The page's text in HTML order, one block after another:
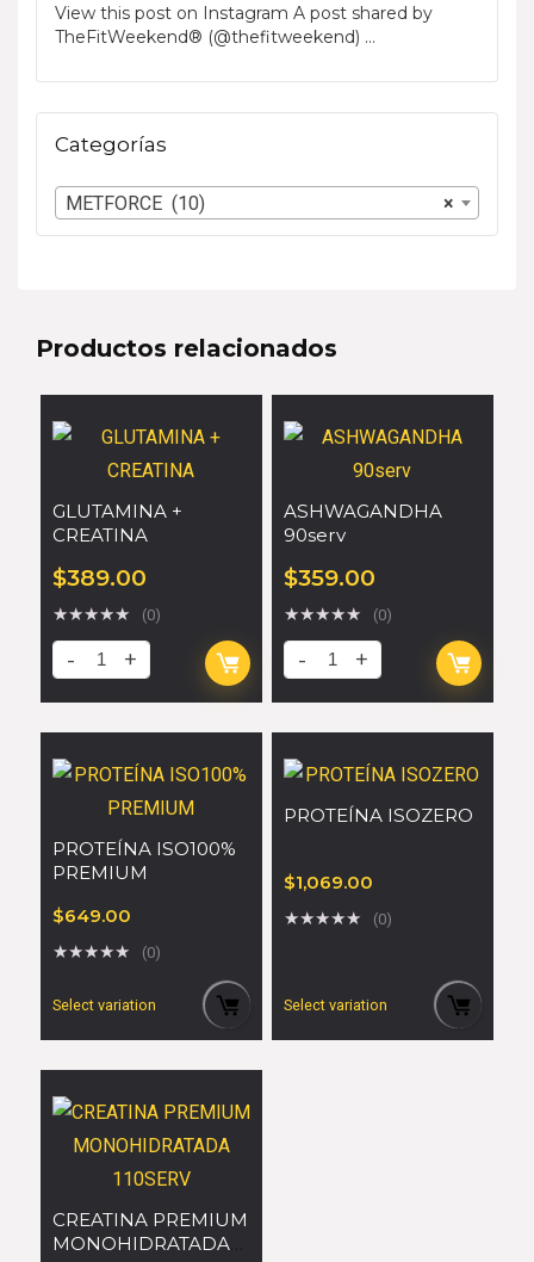
View this post on Instagram A post shared by
TheFitWeekend® (@thefitweekend) ...
Categorías
×
METFORCE (10)
Productos relacionados
GLUTAMINA +
CREATINA
$389.00
★★★★★ (0)
ASHWAGANDHA
90serv
$359.00
★★★★★ (0)
PROTEÍNA ISO100%
PREMIUM
$649.00
★★★★★ (0)
Select variation
PROTEÍNA ISOZERO
$1,069.00
★★★★★ (0)
Select variation
CREATINA PREMIUM
MONOHIDRATADA